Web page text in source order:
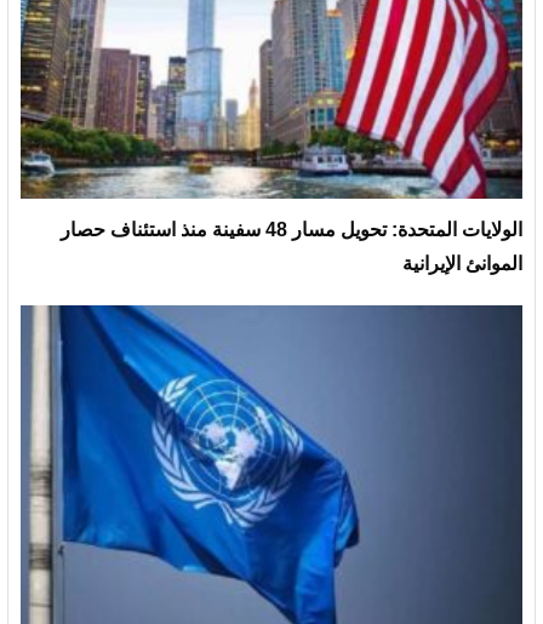
الولايات المتحدة: تحويل مسار 48 سفينة منذ استئناف حصار
الموانئ الإيرانية